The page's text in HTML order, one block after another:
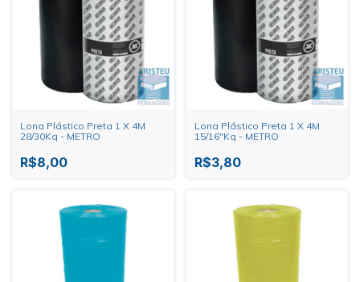
Lona Plástico Preta 1 X 4M
28/30Kg - METRO
R$8,00
Lona Plástico Preta 1 X 4M
15/16"Kg - METRO
R$3,80